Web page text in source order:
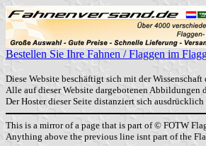
Bestellen Sie Ihre Fahnen / Flaggen im
Diese Website beschäftigt sich mit der
Alle auf dieser Website dargebotenen
Der Hoster dieser Seite distanziert sich
This is a mirror of a page that is part of © FOTW
Anything above the previous line isnt part of the